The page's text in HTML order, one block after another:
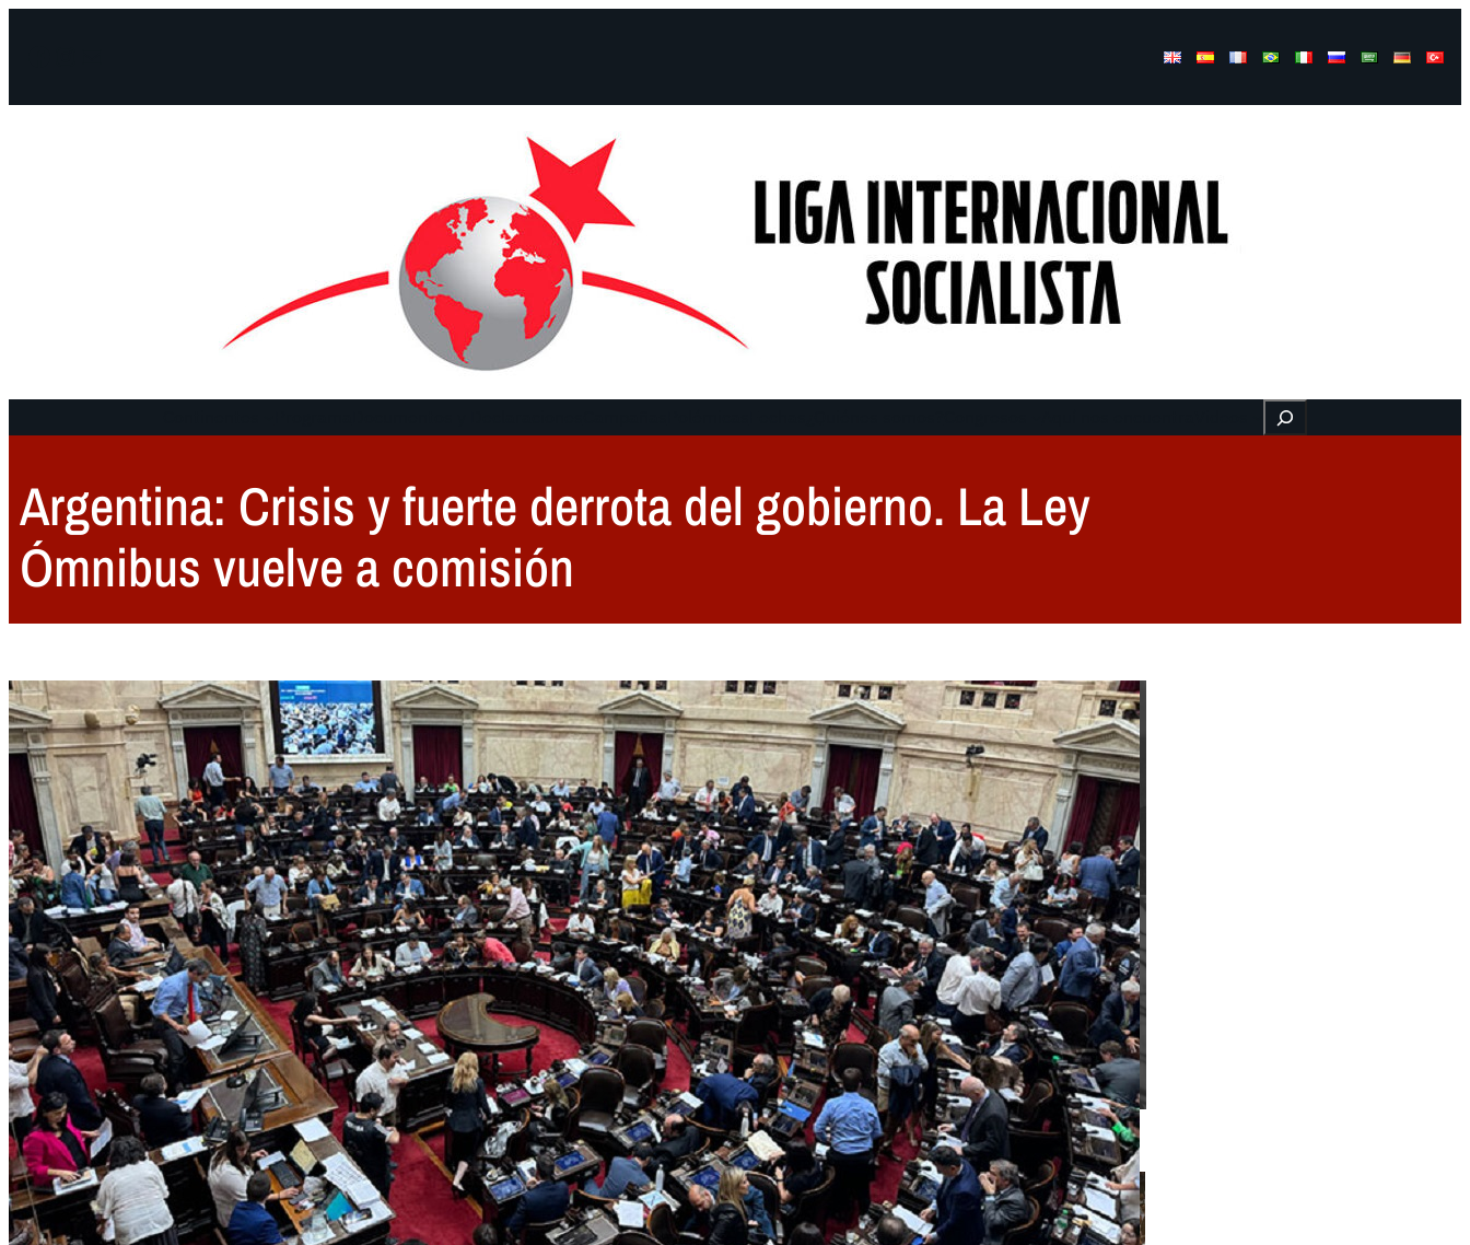
Buscar
Argentina: Crisis y fuerte derrota del gobierno. La Ley
Ómnibus vuelve a comisión
Ediciones anteriores